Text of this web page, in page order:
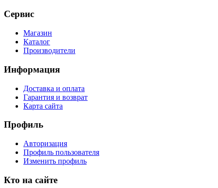
Сервис
Магазин
Каталог
Производители
Информация
Доставка и оплата
Гарантия и возврат
Карта сайта
Профиль
Авторизация
Профиль пользователя
Изменить профиль
Кто на сайте